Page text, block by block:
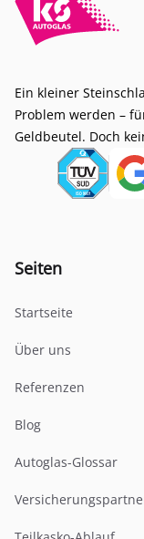
Ein kleiner
Problem werden –
Geldbeutel. Doch
Seiten
Startseite
Über uns
Referenzen
Blog
Autoglas-Glossar